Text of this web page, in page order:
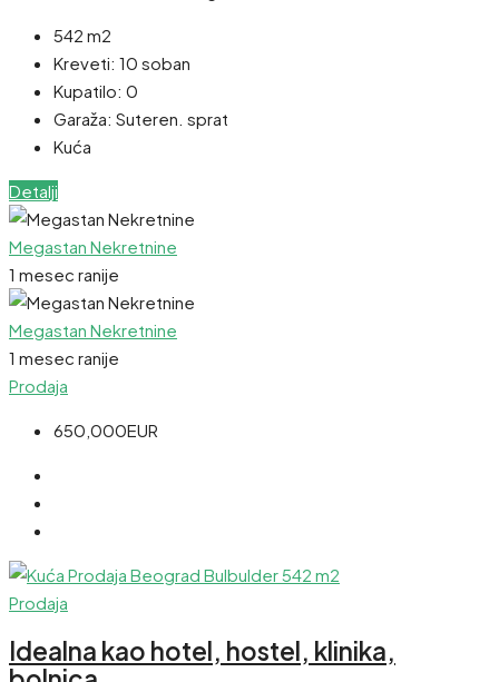
542 m2
Kreveti: 10 soban
Kupatilo: 0
Garaža: Suteren. sprat
Kuća
Detalji
Megastan Nekretnine
1 mesec ranije
Megastan Nekretnine
1 mesec ranije
Prodaja
650,000EUR
Prodaja
Idealna kao hotel, hostel, klinika,